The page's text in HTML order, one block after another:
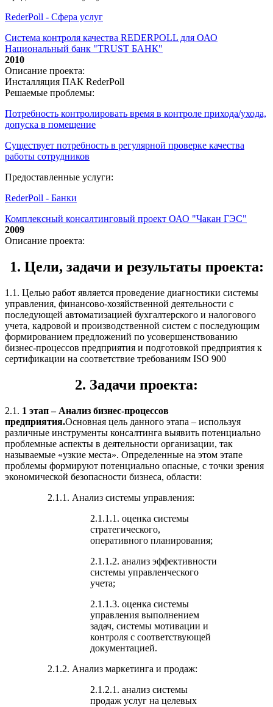
RederPoll - Сфера услуг
Система контроля качества REDERPOLL для ОАО
Национальный банк "TRUST БАНК"
2010
Описание проекта:
Инсталляция ПАК RederPoll
Решаемые проблемы:
Потребность контролировать время в контроле прихода/ухода,
допуска в помещение
Существует потребность в регулярной проверке качества
работы сотрудников
Предоставленные услуги:
RederPoll - Банки
Комплексный консалтинговый проект ОАО "Чакан ГЭС"
2009
Описание проекта:
1. Цели, задачи и результаты проекта:
1.1. Целью работ является проведение диагностики системы
управления, финансово-хозяйственной деятельности с
последующей автоматизацией бухгалтерского и налогового
учета, кадровой и производственной систем с последующим
формированием предложений по усовершенствованию
бизнес-процессов предприятия и подготовкой предприятия к
сертификации на соответствие требованиям ISO 900
2. Задачи проекта:
2.1. 1 этап – Анализ бизнес-процессов
предприятия.Основная цель данного этапа – используя
различные инструменты консалтинга выявить потенциально
проблемные аспекты в деятельности организации, так
называемые «узкие места». Определенные на этом этапе
проблемы формируют потенциально опасные, с точки зрения
экономической безопасности бизнеса, области:
2.1.1. Анализ системы управления:
2.1.1.1. оценка системы
стратегического,
оперативного планирования;
2.1.1.2. анализ эффективности
системы управленческого
учета;
2.1.1.3. оценка системы
управления выполнением
задач, системы мотивации и
контроля с соответствующей
документацией.
2.1.2. Анализ маркетинга и продаж:
2.1.2.1. анализ системы
продаж услуг на целевых